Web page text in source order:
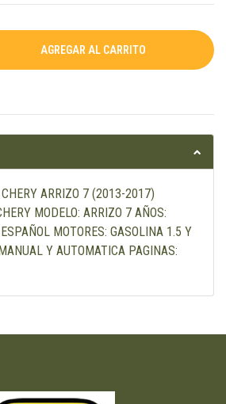
ARRIZO 7 (2013-2017)
MODELO: ARRIZO 7 AÑOS:
MOTORES: GASOLINA 1.5 Y
Y AUTOMATICA PAGINAS: